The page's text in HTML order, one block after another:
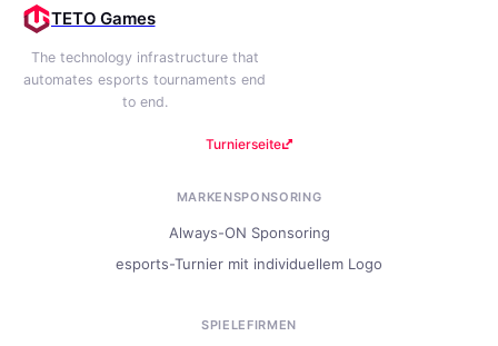
TETO Games
The technology infrastructure that
automates esports tournaments end
to end.
Turnierseite
MARKENSPONSORING
Always-ON Sponsoring
esports-Turnier mit individuellem Logo
SPIELEFIRMEN